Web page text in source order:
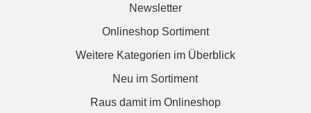
Newsletter
Onlineshop Sortiment
Weitere Kategorien im Überblick
Neu im Sortiment
Raus damit im Onlineshop